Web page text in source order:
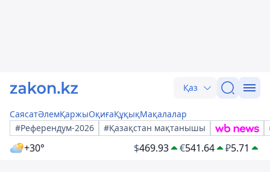
Қаз
СаясатӘлемҚаржыОқиғаҚұқықМақалалар
#Референдум-2026
#Қазақстан мақтанышы
+30° $469.93 €541.64 ₽5.71